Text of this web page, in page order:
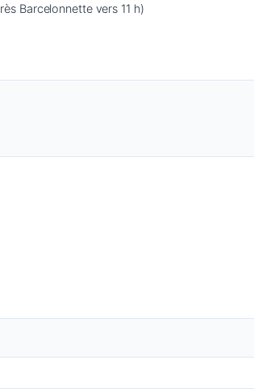
Barcelonnette vers 11 h)